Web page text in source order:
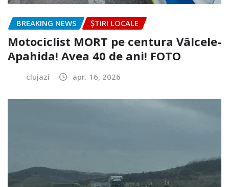
BREAKING NEWS ȘTIRI LOCALE
Motociclist MORT pe centura Vâlcele-
Apahida! Avea 40 de ani! FOTO
clujazi apr. 16, 2026